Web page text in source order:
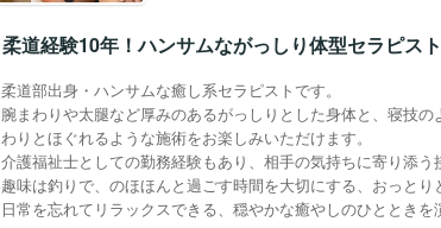
柔道経験10年！ハンサムながっしり体型セラピス
柔道部出身・ハンサムな癒し系セラピストです。
腕まわりや太腿など厚みのあるがっしりとした身体と、寝技
わりとほぐれるような施術をお楽しみいただけます。
介護福祉士としての勤務経験もあり、相手の気持ちに寄り添う
趣味は釣りで、のほほんと過ごす時間を大切にする、おっとり
日常を忘れてリラックスできる、穏やかな癒やしのひとときを